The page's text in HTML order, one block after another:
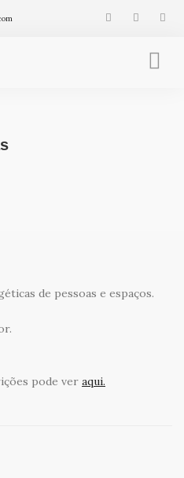
de pessoas e espaços.
pode ver aqui.